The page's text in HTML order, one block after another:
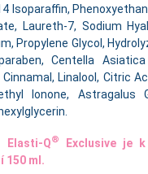
Isoparaffin,
Laureth-7, Sodium
Propylene Glycol,
Centella
Cinnamal, Linalool, Citric
Ionone, Astragalus
Elasti-Q®
Exclusive je
150 ml.